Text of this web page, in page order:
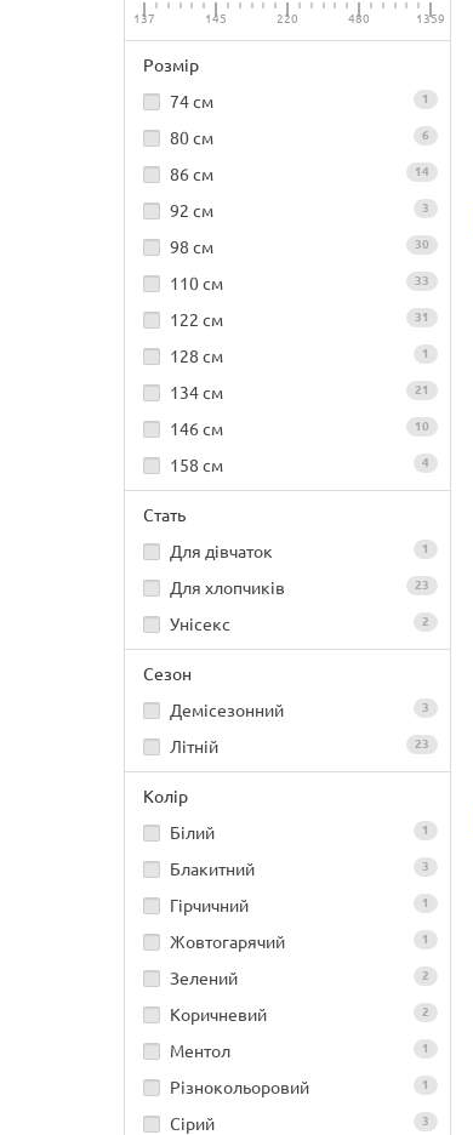
137 145 220 480 1359
Розмір
74 см
1
80 см 6
86 см 14
92 см 3
98 см 30
110 см 33
122 см 31
128 см 1
134 см 21
146 см 10
158 см 4
Стать
Для дівчаток
1
Для хлопчиків 23
Унісекс 2
Сезон
Демісезонний
3
Літній 23
Колір
Білий
1
Блакитний 3
Гірчичний 1
Жовтогарячий 1
Зелений 2
Коричневий 2
Ментол 1
Різнокольоровий 1
Сірий 3